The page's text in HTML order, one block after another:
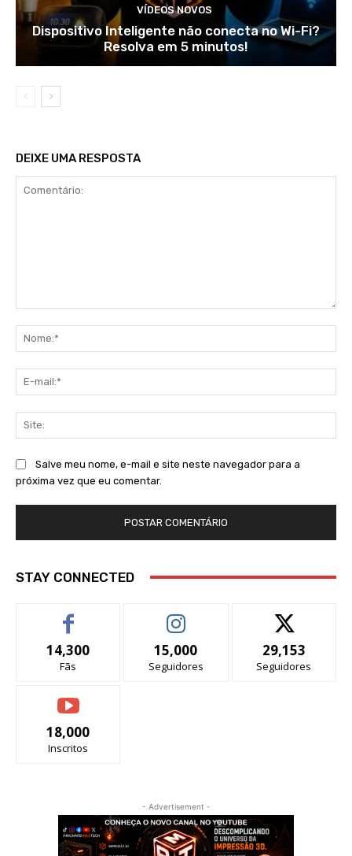
VÍDEOS NOVOS
Dispositivo Inteligente não conecta no Wi-Fi?
Resolva em 5 minutos!
DEIXE UMA RESPOSTA
Salve meu nome, e-mail e site neste navegador para a
próxima vez que eu comentar.
STAY CONNECTED
14,300
Fãs
15,000
Seguidores
29,153
Seguidores
18,000
Inscritos
- Advertisement -